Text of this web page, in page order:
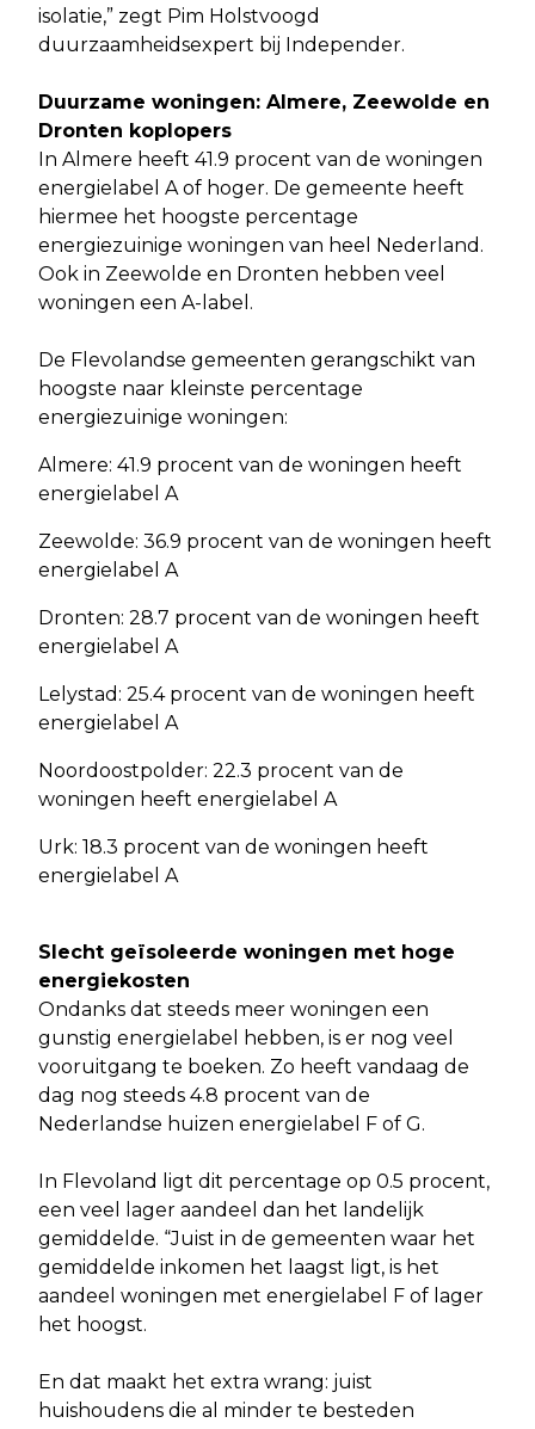
isolatie,” zegt Pim Holstvoogd
duurzaamheidsexpert bij Independer.
Duurzame woningen: Almere, Zeewolde en
Dronten koplopers
In Almere heeft 41.9 procent van de woningen
energielabel A of hoger. De gemeente heeft
hiermee het hoogste percentage
energiezuinige woningen van heel Nederland.
Ook in Zeewolde en Dronten hebben veel
woningen een A-label.
De Flevolandse gemeenten gerangschikt van
hoogste naar kleinste percentage
energiezuinige woningen:
Almere: 41.9 procent van de woningen heeft
energielabel A
Zeewolde: 36.9 procent van de woningen heeft
energielabel A
Dronten: 28.7 procent van de woningen heeft
energielabel A
Lelystad: 25.4 procent van de woningen heeft
energielabel A
Noordoostpolder: 22.3 procent van de
woningen heeft energielabel A
Urk: 18.3 procent van de woningen heeft
energielabel A
Slecht geïsoleerde woningen met hoge
energiekosten
Ondanks dat steeds meer woningen een
gunstig energielabel hebben, is er nog veel
vooruitgang te boeken. Zo heeft vandaag de
dag nog steeds 4.8 procent van de
Nederlandse huizen energielabel F of G.
In Flevoland ligt dit percentage op 0.5 procent,
een veel lager aandeel dan het landelijk
gemiddelde. “Juist in de gemeenten waar het
gemiddelde inkomen het laagst ligt, is het
aandeel woningen met energielabel F of lager
het hoogst.
En dat maakt het extra wrang: juist
huishoudens die al minder te besteden